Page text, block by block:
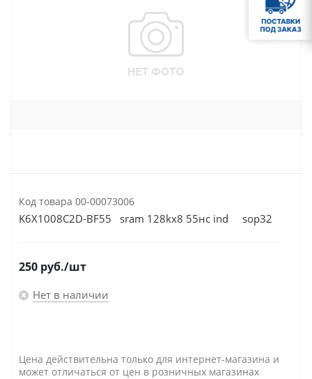
Код товара 00-00073006
K6X1008C2D-BF55 sram 128kx8 55нс ind sop32
250 руб./шт
Нет в наличии
Цена действительна только для интернет-магазина и
может отличаться от цен в розничных магазинах